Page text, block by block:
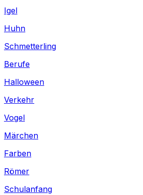
Igel
Huhn
Schmetterling
Berufe
Halloween
Verkehr
Vogel
Märchen
Farben
Römer
Schulanfang